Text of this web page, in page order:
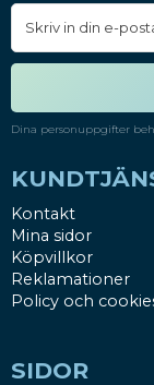
Dina personuppgifter
Kontakt
Mina sidor
Köpvillkor
Reklamationer
Policy och
SIDOR